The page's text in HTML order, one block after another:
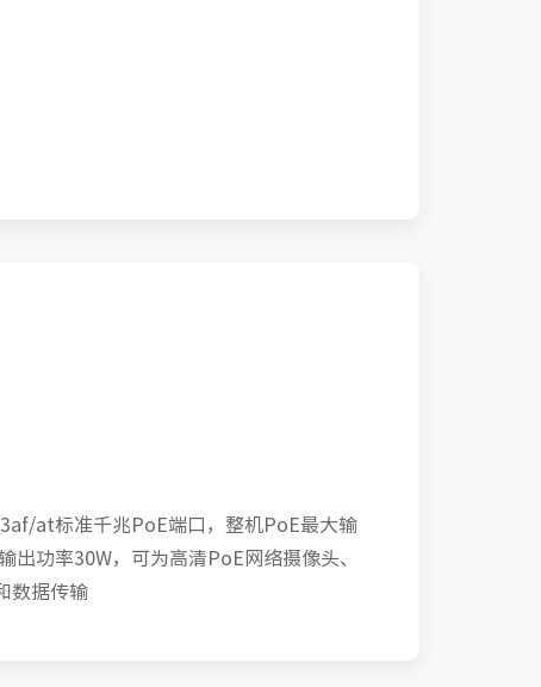
at标准千兆PoE端口，整机PoE最大输
出功率30W，可为高清PoE网络摄像头、
数据传输